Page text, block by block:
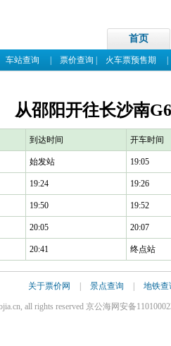
首页
车站查询 票价查询 火车票预售期
从邵阳开往长沙南
到达时间 开车时间
始发站 19:05
19:24 19:26
19:50 19:52
20:05 20:07
20:41 终点站
关于票价网 景点查询 地铁查
all rights reserved 京公海网安备